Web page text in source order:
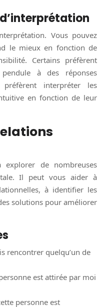
Vous pouvez
le mieux en fonction de
Certains préfèrent
à des réponses
préfèrent interpréter les
en fonction de leur
de nombreuses
Il peut vous aider à
à identifier les
solutions pour améliorer
rencontrer quelqu’un de
est attirée par moi
personne est